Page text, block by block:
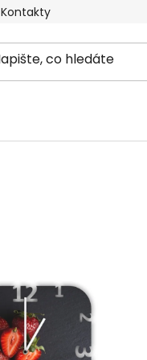
Kontakty